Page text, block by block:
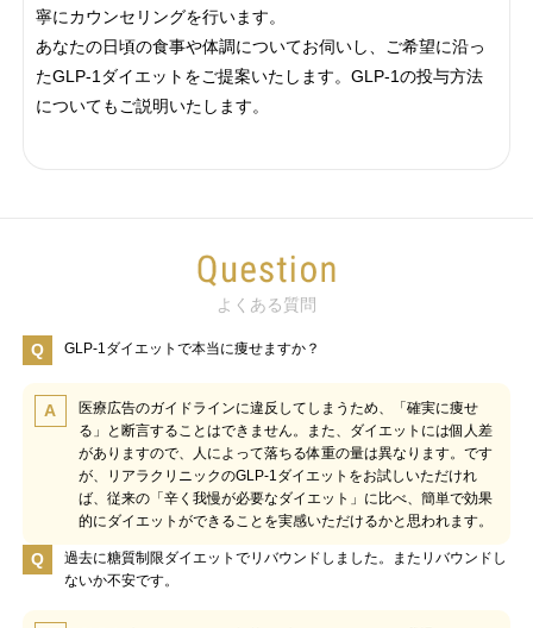
寧にカウンセリングを行います。
あなたの日頃の食事や体調についてお伺いし、ご希望に沿っ
たGLP-1ダイエットをご提案いたします。GLP-1の投与方法
についてもご説明いたします。
よくある質問
Q GLP-1ダイエットで本当に痩せますか？
A
医療広告のガイドラインに違反してしまうため、「確実に痩せ
る」と断言することはできません。また、ダイエットには個人差
がありますので、人によって落ちる体重の量は異なります。です
が、リアラクリニックのGLP-1ダイエットをお試しいただけれ
ば、従来の「辛く我慢が必要なダイエット」に比べ、簡単で効果
的にダイエットができることを実感いただけるかと思われます。
Q
過去に糖質制限ダイエットでリバウンドしました。またリバウンドし
ないか不安です。